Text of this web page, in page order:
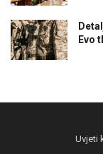
Evo
Uvjeti